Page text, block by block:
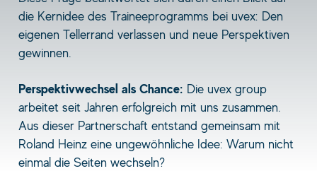
die Kernidee des Traineeprogramms bei uvex: Den
eigenen Tellerrand verlassen und neue Perspektiven
gewinnen.
Perspektivwechsel als Chance: Die uvex group
arbeitet seit Jahren erfolgreich mit uns zusammen.
Aus dieser Partnerschaft entstand gemeinsam mit
Roland Heinz eine ungewöhnliche Idee: Warum nicht
einmal die Seiten wechseln?